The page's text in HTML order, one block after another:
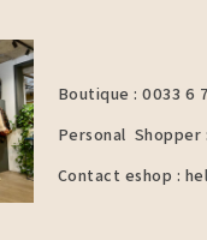
Boutique : 0033 6
Personal Shopper
Contact eshop :